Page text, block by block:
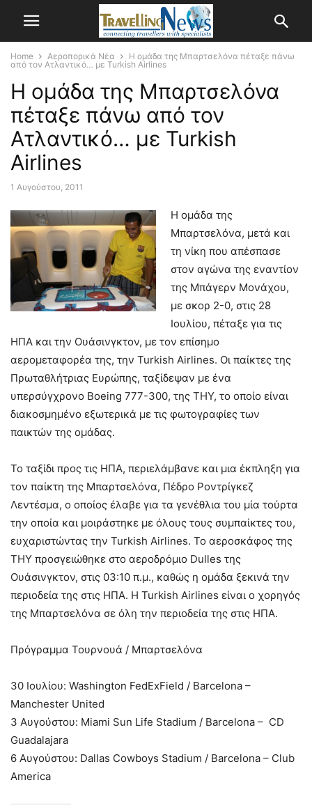
Home Αεροπορικά Νέα
Η ομάδα της Μπαρτσελόνα πέταξε πάνω
από τον Ατλαντικό… με Turkish Airlines
Η ομάδα της Μπαρτσελόνα
πέταξε πάνω από τον
Ατλαντικό… με Turkish
Airlines
1 Αυγούστου, 2011
Η ομάδα της
Μπαρτσελόνα, μετά και
τη νίκη που απέσπασε
στον αγώνα της εναντίον
της Μπάγερν Μονάχου,
με σκορ 2-0, στις 28
Ιουλίου, πέταξε για τις
ΗΠΑ και την Ουάσινγκτον, με τον επίσημο
αερομεταφορέα της, την Turkish Airlines. Οι παίκτες της
Πρωταθλήτριας Ευρώπης, ταξίδεψαν με ένα
υπερσύγχρονο Boeing 777-300, της THY, το οποίο είναι
διακοσμημένο εξωτερικά με τις φωτογραφίες των
παικτών της ομάδας.
Το ταξίδι προς τις ΗΠΑ, περιελάμβανε και μια έκπληξη για
τον παίκτη της Μπαρτσελόνα, Πέδρο Ροντρίγκεζ
Λεντέσμα, ο οποίος έλαβε για τα γενέθλια του μία τούρτα
την οποία και μοιράστηκε με όλους τους συμπαίκτες του,
ευχαριστώντας την Turkish Airlines. Το αεροσκάφος της
THY προσγειώθηκε στο αεροδρόμιο Dulles της
Ουάσινγκτον, στις 03:10 π.μ., καθώς η ομάδα ξεκινά την
περιοδεία της στις ΗΠΑ. Η Turkish Airlines είναι ο χορηγός
της Μπαρτσελόνα σε όλη την περιοδεία της στις ΗΠΑ.
Πρόγραμμα Τουρνουά / Μπαρτσελόνα
30 Ιουλίου: Washington FedExField / Barcelona –
Manchester United
3 Αυγούστου: Miami Sun Life Stadium / Barcelona – CD
Guadalajara
6 Αυγούστου: Dallas Cowboys Stadium / Barcelona – Club
America